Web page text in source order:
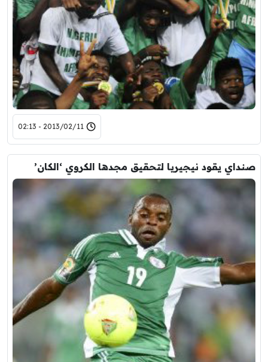
2013/02/11 - 02:13
صنداي يقود نيجيريا لتحقيق مجدها الكروي ‘الكان’